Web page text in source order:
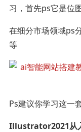
习，首先ps它是位
在细分市场领域ps
等
Ps建议你学习这一
Illustrator2021从